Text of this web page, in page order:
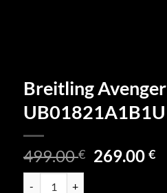
Breitling
499.00€ 269.00€